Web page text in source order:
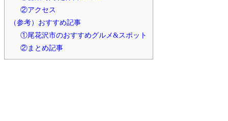
②アクセス
（参考）おすすめ記事
①尾花沢市のおすすめグルメ&スポット
②まとめ記事